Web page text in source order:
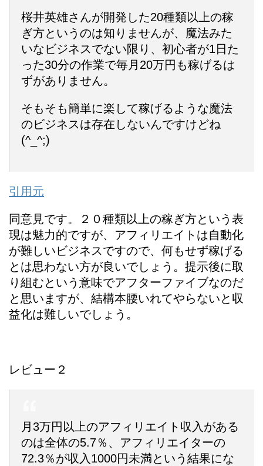
桜井英雄さんが開発した20種類以上の稼
ぎ方というのは知りませんが、魔法みた
いなビジネスでない限り、初心者が1日た
った30分の作業で毎月20万円も稼げるは
ずがありません。
そもそも簡単に楽して稼げるような魔法
のビジネスは存在しないんですけどね
(^_^;)
引用元
同意見です。２０種類以上の稼ぎ方という表
現は魅力的ですが、アフィリエイトは自動化
が難しいビジネスですので、何もせず稼げる
とは思わない方が良いでしょう。提示後に取
り組むという意味でアフターファイブなのだ
と思いますが、結構本腰いれてやらないと収
益化は難しいでしょう。
レビュー２
月3万円以上のアフィリエイト収入がある
のは全体の5.7％、アフィリエイターの
72.3％が収入1000円未満という結果にな